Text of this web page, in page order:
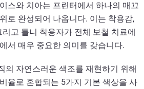
스와 치아는 프린터에서 하나의 매끄
로 완성되어 나옵니다. 이는 착용감,
고 틀니 착용자가 전체 보철 치료에
서 매우 중요한 의미를 갖습니다.
의 자연스러운 색조를 재현하기 위해
율로 혼합되는 5가지 기본 색상을 사